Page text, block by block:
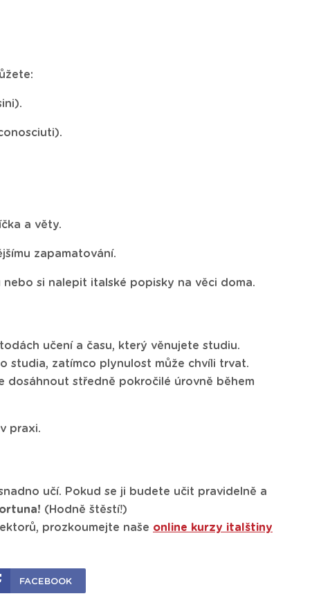
a věty.
zapamatování.
si nalepit italské popisky na věci doma.
učení a času, který věnujete studiu.
studia, zatímco plynulost může chvíli trvat.
dosáhnout středně pokročilé úrovně během
praxi.
učí. Pokud se ji budete učit pravidelně a
(Hodně štěstí!)
prozkoumejte naše online kurzy italštiny
FACEBOOK